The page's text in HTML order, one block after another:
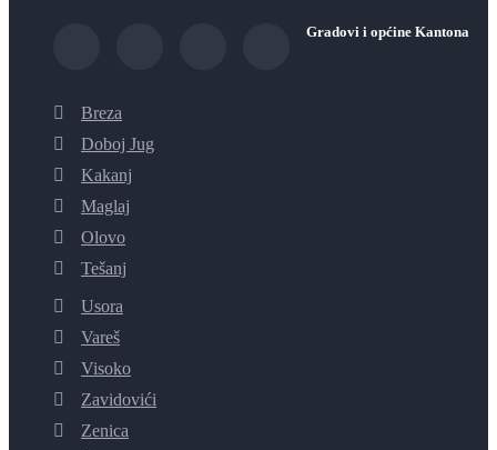
Gradovi i općine Kantona
Breza
Doboj Jug
Kakanj
Maglaj
Olovo
Tešanj
Usora
Vareš
Visoko
Zavidovići
Zenica